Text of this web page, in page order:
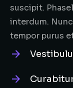
suscipit.
interdum.
tempor purus